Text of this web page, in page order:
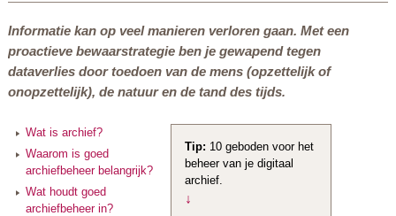
Informatie kan op veel manieren verloren gaan. Met een
proactieve bewaarstrategie ben je gewapend tegen
dataverlies door toedoen van de mens (opzettelijk of
onopzettelijk), de natuur en de tand des tijds.
Tip: 10 geboden voor het
beheer van je digitaal
archief.
↓
Wat is archief?
Waarom is goed
archiefbeheer belangrijk?
Wat houdt goed
archiefbeheer in?